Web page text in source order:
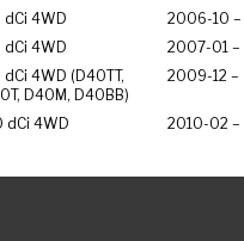
dCi 4WD 2006-10 –
dCi 4WD 2007-01 –
dCi 4WD (D40TT,
D40T, D40M, D40BB)
2009-12 –
dCi 4WD 2010-02 –